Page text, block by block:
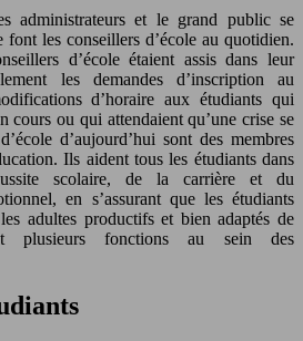
administrateurs et le grand public se
font les conseillers d’école au quotidien.
d’école étaient assis dans leur
les demandes d’inscription au
d’horaire aux étudiants qui
cours ou qui attendaient qu’une crise se
d’aujourd’hui sont des membres
Ils aident tous les étudiants dans
scolaire, de la carrière et du
en s’assurant que les étudiants
adultes productifs et bien adaptés de
plusieurs fonctions au sein des